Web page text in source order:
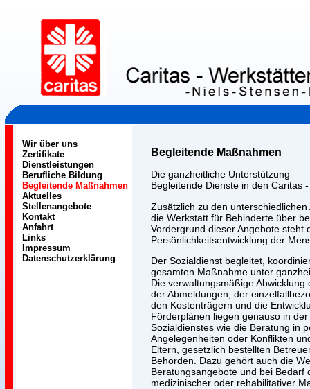
Wir über uns
Zertifikate
Dienstleistungen
Berufliche Bildung
Begleitende Maßnahmen
Aktuelles
Stellenangebote
Kontakt
Anfahrt
Links
Impressum
Datenschutzerklärung
Begleitende Maßnahmen
Die ganzheitliche Unterstützung
Begleitende Dienste in den Caritas
Zusätzlich zu den
die Werkstatt für Behinderte über
Vordergrund dieser Angebote steht
Persönlichkeitsentwicklung der
Der Sozialdienst begleitet,
gesamten Maßnahme unter
Die verwaltungsmäßige
der Abmeldungen, der
den Kostenträgern und die
Förderplänen liegen genauso in
Sozialdienstes wie die Beratung in
Angelegenheiten oder Konflikten
Eltern, gesetzlich bestellten
Behörden. Dazu gehört auch die
Beratungsangebote und bei Bedarf
medizinischer oder rehabilitativer